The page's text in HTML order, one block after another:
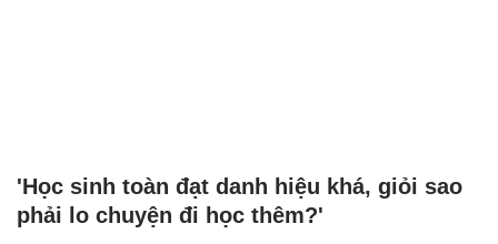
'Học sinh toàn đạt danh hiệu khá, giỏi sao
phải lo chuyện đi học thêm?'